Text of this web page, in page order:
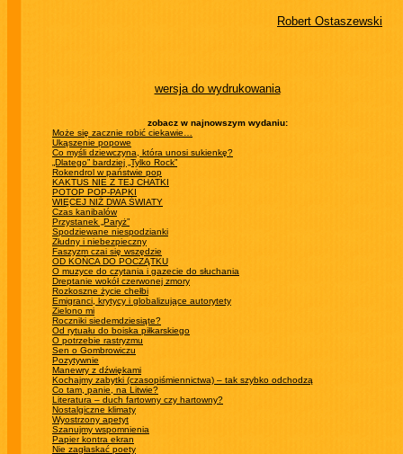
Robert Ostaszewski
wersja do wydrukowania
zobacz w najnowszym wydaniu:
Może się zacznie robić ciekawie…
Ukąszenie popowe
Co myśli dziewczyna, która unosi sukienkę?
„Dlatego” bardziej „Tylko Rock”
Rokendrol w państwie pop
KAKTUS NIE Z TEJ CHATKI
POTOP POP-PAPKI
WIĘCEJ NIŻ DWA ŚWIATY
Czas kanibalów
Przystanek „Paryż”
Spodziewane niespodzianki
Złudny i niebezpieczny
Faszyzm czai się wszędzie
OD KOŃCA DO POCZĄTKU
O muzyce do czytania i gazecie do słuchania
Dreptanie wokół czerwonej zmory
Rozkoszne życie chełbi
Emigranci, krytycy i globalizujące autorytety
Zielono mi
Roczniki siedemdziesiąte?
Od rytuału do boiska piłkarskiego
O potrzebie rastryzmu
Sen o Gombrowiczu
Pozytywnie
Manewry z dźwiękami
Kochajmy zabytki (czasopiśmiennictwa) – tak szybko odchodzą
Co tam, panie, na Litwie?
Literatura – duch fartowny czy hartowny?
Nostalgiczne klimaty
Wyostrzony apetyt
Szanujmy wspomnienia
Papier kontra ekran
Nie zagłaskać poety